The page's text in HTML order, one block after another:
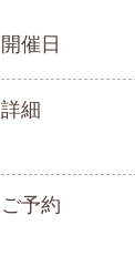
開催日
詳細
ご予約